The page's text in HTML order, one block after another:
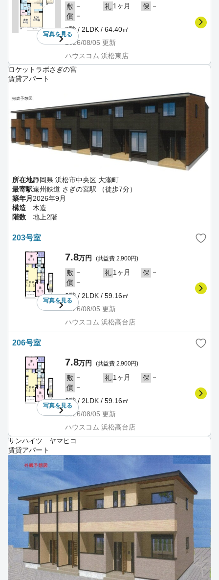
写真を見る
敷 － 礼 1ヶ月 保 －
償 －
2階 / 2LDK / 64.40㎡
2026/08/05 更新
ハウスコム 浜松東店
ロケットラボさぎの宮
賃貸アパート
所在地静岡県 浜松市中央区 大瀬町
最寄駅遠州鉄道 さぎの宮駅 （徒歩7分）
築年月 2026年9月
構造
木造
階数
地上2階
203号室
写真を見る
7.8万円 (共益費 2,900円)
敷 － 礼 1ヶ月 保 －
償 －
2階 / 2LDK / 59.16㎡
2026/08/05 更新
ハウスコム 浜松高台店
206号室
写真を見る
7.8万円 (共益費 2,900円)
敷 － 礼 1ヶ月 保 －
償 －
2階 / 2LDK / 59.16㎡
2026/08/05 更新
ハウスコム 浜松高台店
サンハイツ ヤマヒコ
賃貸アパート